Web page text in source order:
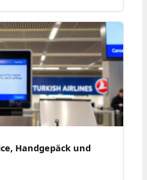
Handgepäck und